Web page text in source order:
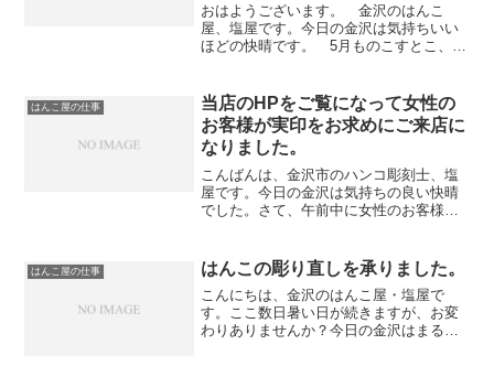
おはようございます。 金沢のはんこ
屋、塩屋です。今日の金沢は気持ちいい
ほどの快晴です。 5月ものこすとこ、わ
を5つだけ書くようにしています。 ちょ
っと硬い話になりますが...
はんこ屋の仕事
当店のHPをご覧になって女性の
お客様が実印をお求めにご来店に
なりました。
こんばんは、金沢市のハンコ彫刻士、塩
屋です。今日の金沢は気持ちの良い快晴
でした。さて、午前中に女性のお客様か
でしたので、名を篆書体の斜めにバラン
スをとって承りました。少...
はんこ屋の仕事 はんこの彫り直しを承りました。
こんにちは、金沢のはんこ屋・塩屋で
す。ここ数日暑い日が続きますが、お変
わりありませんか？今日の金沢はまるで